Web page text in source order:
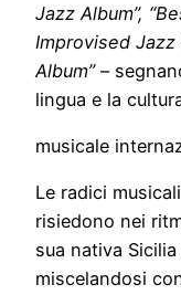
Jazz Album”,
Improvised Jazz
Album” –
lingua e la
musicale
Le radici
risiedono nei
sua nativa
miscelandosi